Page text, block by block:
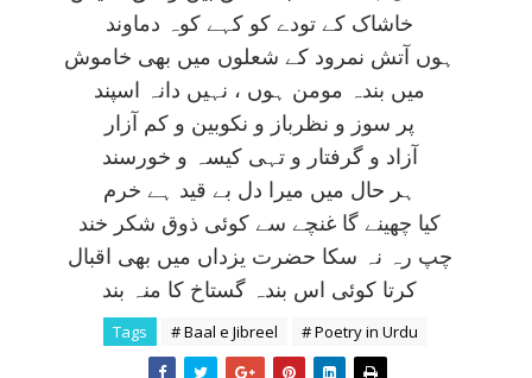
خاشاک کے تودے کو کہے کوہ دماوند
ہوں آتش نمرود کے شعلوں ميں بھی خاموش
ميں بندہ مومن ہوں ، نہيں دانہ اسپند
پر سوز و نظرباز و نکوبين و کم آزار
آزاد و گرفتار و تہی کيسہ و خورسند
ہر حال ميں ميرا دل بے قيد ہے خرم
کيا چھينے گا غنچے سے کوئی ذوق شکر خند
چپ رہ نہ سکا حضرت يزداں ميں بھی اقبال
کرتا کوئی اس بندہ گستاخ کا منہ بند
Tags # Baal e Jibreel # Poetry in Urdu